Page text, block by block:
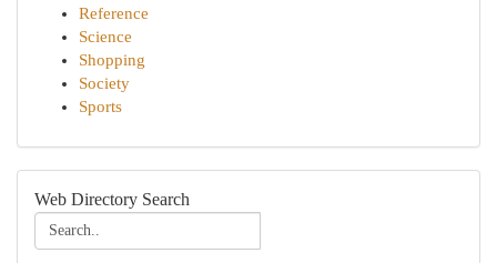
Reference
Science
Shopping
Society
Sports
Web Directory Search